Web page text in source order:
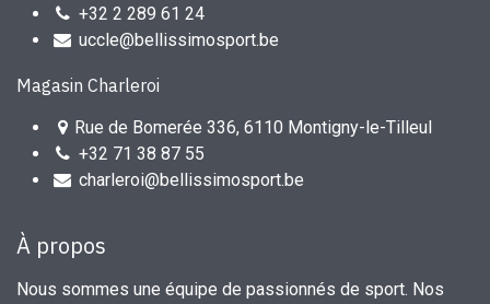
+32 2 289 61 24
uccle@bellissimosport.be
Magasin Charleroi
Rue de Bomerée 336, 6110 Montigny-le-Tilleul
+32 71 38 87 55
charleroi@bellissimosport.be
À propos
Nous sommes une équipe de passionnés de sport. Nos